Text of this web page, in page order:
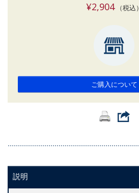
¥2,904（税込）
ご購入について
説明